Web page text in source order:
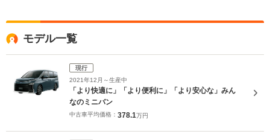
モデル一覧
現行
2021年12月～生産中
「より快適に」「より便利に」「より安心な」みん
なのミニバン
中古車平均価格： 378.1万円